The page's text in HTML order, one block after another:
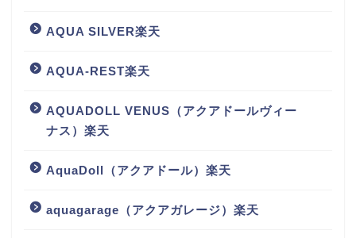
AQUA SILVER楽天
AQUA-REST楽天
AQUADOLL VENUS（アクアドールヴィー
ナス）楽天
AquaDoll（アクアドール）楽天
aquagarage（アクアガレージ）楽天